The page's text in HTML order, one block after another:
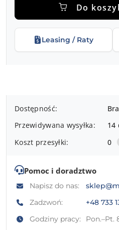
Do
Leasing / Raty
Dostępność
dostawa
Dostępność:
Przewidywana wysyłka:
14
Koszt przesyłki:
0
Pomoc i doradztwo
Napisz do nas:
Zadzwoń:
+48 733
Godziny pracy:
Pon.–Pt.